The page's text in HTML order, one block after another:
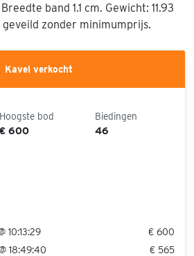
band 1.1 cm. Gewicht: 11.93
zonder minimumprijs.
Kavel verkocht
Hoogste bod
€ 600
Biedingen
46
10:13:29
€ 600
18:49:40
€ 565